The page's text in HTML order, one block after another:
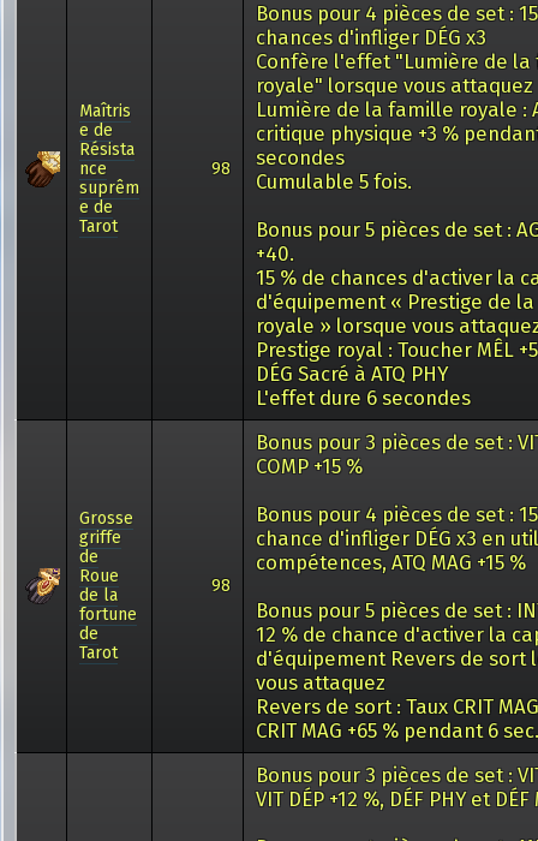
Maîtris
e de
Résista
nce
suprêm
e de
Tarot
98
Bonus pour 4 pièces de set :
chances d'infliger DÉG x3
Confère l'effet "Lumière de
royale" lorsque vous attaquez
Lumière de la famille royale :
critique physique +3 %
secondes
Cumulable 5 fois.
Bonus pour 5 pièces de set :
+40.
15 % de chances d'activer la
d'équipement « Prestige de
royale » lorsque vous
Prestige royal : Toucher MÊL
DÉG Sacré à ATQ PHY
L'effet dure 6 secondes
Grosse
griffe
de
Roue
de la
fortune
de
Tarot
98
Bonus pour 3 pièces de set :
COMP +15 %
Bonus pour 4 pièces de set :
chance d'infliger DÉG x3 en
compétences, ATQ MAG +15 %
Bonus pour 5 pièces de set :
12 % de chance d'activer la
d'équipement Revers de sort
vous attaquez
Revers de sort : Taux CRIT
CRIT MAG +65 % pendant 6 sec.
Bonus pour 3 pièces de set :
VIT DÉP +12 %, DÉF PHY et DÉF